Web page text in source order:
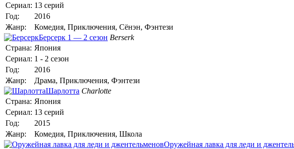
Сериал: 13 серий
Год:
2016
Жанр:
Комедия, Приключения, Сёнэн, Фэнтези
Берсерк 1 — 2 сезон Berserk
Страна: Япония
Сериал: 1 - 2 сезон
Год:
2016
Жанр:
Драма, Приключения, Фэнтези
Шарлотта Charlotte
Страна: Япония
Сериал: 13 серий
Год:
2015
Жанр:
Комедия, Приключения, Школа
Оружейная лавка для леди и